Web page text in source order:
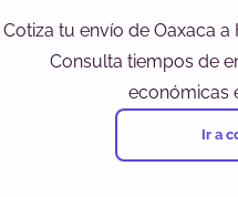
Cotiza tu envío de Oaxaca a
Consulta tiempos de
económicas
Ir a